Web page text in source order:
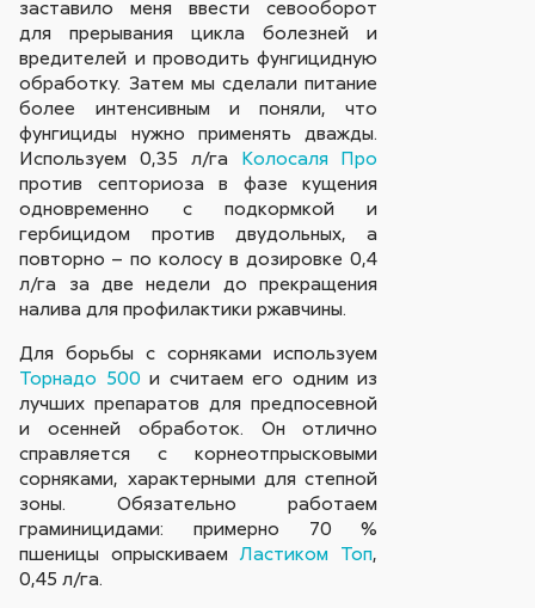
заставило меня ввести севооборот
для прерывания цикла болезней и
вредителей и проводить фунгицидную
обработку. Затем мы сделали питание
более интенсивным и поняли, что
фунгициды нужно применять дважды.
Используем 0,35 л/га Колосаля Про
против септориоза в фазе кущения
одновременно с подкормкой и
гербицидом против двудольных, а
повторно – по колосу в дозировке 0,4
л/га за две недели до прекращения
налива для профилактики ржавчины.
Для борьбы с сорняками используем
Торнадо 500 и считаем его одним из
лучших препаратов для предпосевной
и осенней обработок. Он отлично
справляется с корнеотпрысковыми
сорняками, характерными для степной
зоны. Обязательно работаем
граминицидами: примерно 70 %
пшеницы опрыскиваемЛастиком Топ,
0,45 л/га.